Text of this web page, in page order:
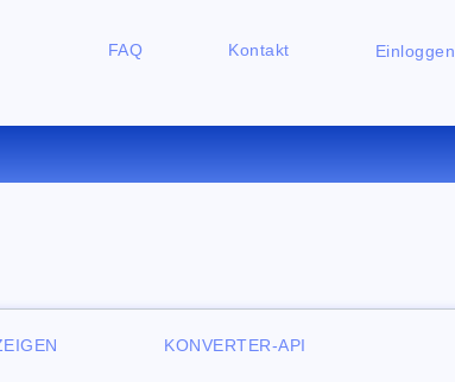
FAQ Kontakt Einloggen
ZU TIFF ONLINE
KONVERTER-API